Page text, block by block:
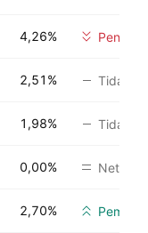
4,26%
2,51% Tidak
1,98% Tidak
0,00% Netral
2,70%